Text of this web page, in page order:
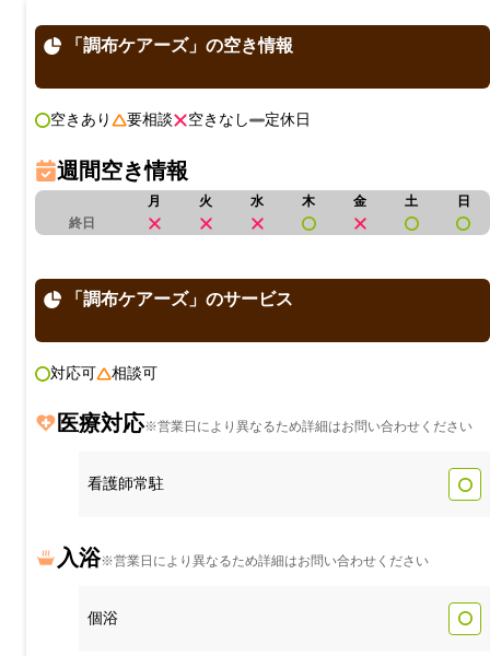
「調布ケアーズ」の空き情報
空きあり 要相談 空きなし 定休日
週間空き情報
月 火 水 木 金 土
日
終日
「調布ケアーズ」のサービス
対応可 相談可
医療対応※営業日により異なるため詳細はお問い合わせください
看護師常駐
入浴※営業日により異なるため詳細はお問い合わせください
個浴